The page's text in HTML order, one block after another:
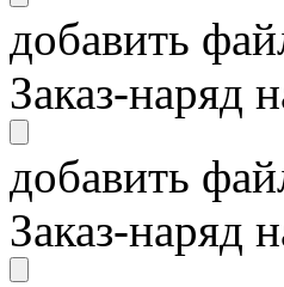
добавить
Заказ-наряд
добавить
Заказ-наряд